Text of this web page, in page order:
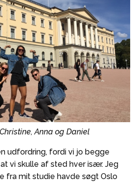
Anna og Daniel
udfordring, fordi vi jo begge
vi skulle af sted hver især. Jeg
fra mit studie havde søgt Oslo